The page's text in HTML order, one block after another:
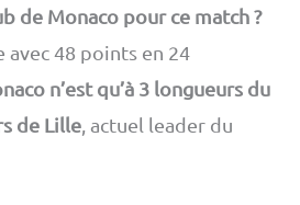
de Monaco pour ce match ?
48 points en 24
n’est qu’à 3 longueurs du
de Lille , actuel leader du